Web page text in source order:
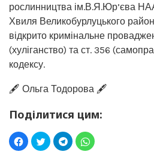
рослинництва ім.В.Я.Юр’єва
Хвиля Великобурлуцького
відкрито кримінальне
(хуліганство) та ст. 356
кодексу.
🖋️ Ольга Тодорова 🖋️
Поділитися цим: